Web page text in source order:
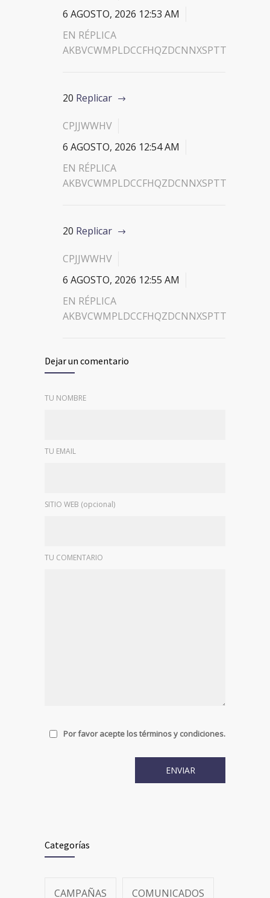
6 AGOSTO, 2026 12:53 AM
EN RÉPLICA
AKBVCWMPLDCCFHQZDCNNXSPTT
20 Replicar
CPJJWWHV
6 AGOSTO, 2026 12:54 AM
EN RÉPLICA
AKBVCWMPLDCCFHQZDCNNXSPTT
20 Replicar
CPJJWWHV
6 AGOSTO, 2026 12:55 AM
EN RÉPLICA
AKBVCWMPLDCCFHQZDCNNXSPTT
Dejar un comentario
TU NOMBRE
TU EMAIL
SITIO WEB (opcional)
TU COMENTARIO
Por favor acepte los términos y condiciones.
Categorías
CAMPAÑAS COMUNICADOS